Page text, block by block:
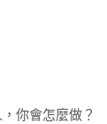
你會怎麼做？